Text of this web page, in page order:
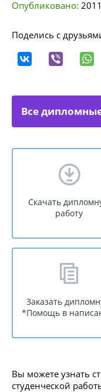
Опубликовано:
Поделись с
Все
Скачать
работу
Заказать
*Помощь в
Вы можете узнать
студенческой